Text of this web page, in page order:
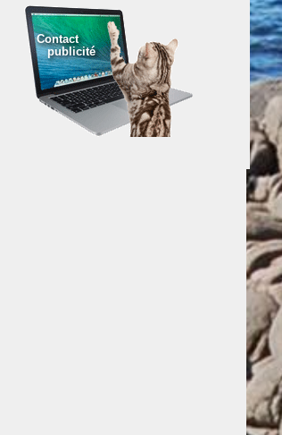
Contact
publicité